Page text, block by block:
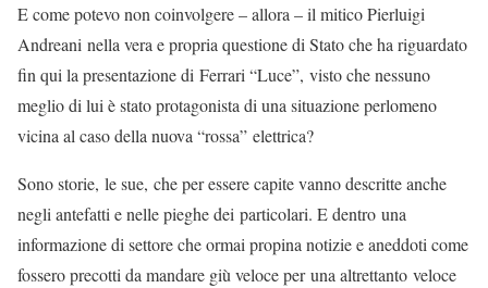
E come potevo non coinvolgere – allora – il mitico Pierluigi
Andreani nella vera e propria questione di Stato che ha riguardato
fin qui la presentazione di Ferrari “Luce”, visto che nessuno
meglio di lui è stato protagonista di una situazione perlomeno
vicina al caso della nuova “rossa” elettrica?
Sono storie, le sue, che per essere capite vanno descritte anche
negli antefatti e nelle pieghe dei particolari. E dentro una
informazione di settore che ormai propina notizie e aneddoti come
fossero precotti da mandare giù veloce per una altrettanto veloce